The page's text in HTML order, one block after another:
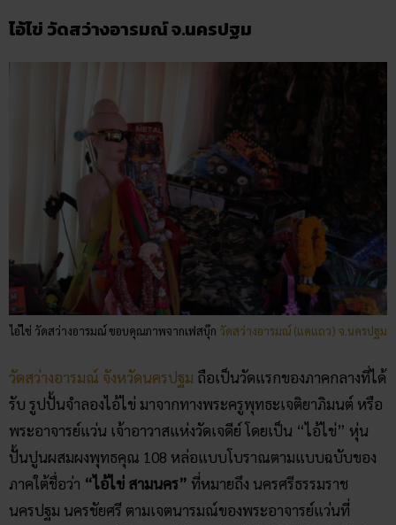
ไอ้ไข่ วัดสว่างอารมณ์ จ.นครปฐม
ไอ้ไข่ วัดสว่างอารมณ์ ขอบคุณภาพจากเฟสบุ๊ก วัดสว่างอารมณ์ (แคแถว) จ.นครปฐม
วัดสว่างอารมณ์ จังหวัดนครปฐม ถือเป็นวัดแรกของภาคกลางที่ได้
รับ รูปปั้นจำลองไอ้ไข่ มาจากทางพระครูพุทธะเจติยาภิมนต์ หรือ
พระอาจารย์แว่น เจ้าอาวาสแห่งวัดเจดีย์ โดยเป็น “ไอ้ไข่” หุ่น
ปั้นปูนผสมผงพุทธคุณ 108 หล่อแบบโบราณตามแบบฉบับของ
ภาคใต้ชื่อว่า “ไอ้ไข่ สามนคร” ที่หมายถึง นครศรีธรรมราช
นครปฐม นครชัยศรี ตามเจตนารมณ์ของพระอาจารย์แว่นที่